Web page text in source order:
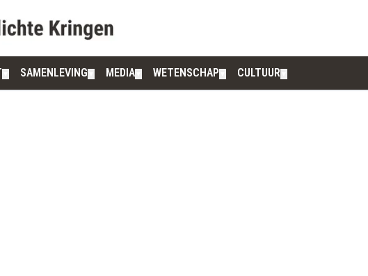
SAMENLEVING MEDIA WETENSCHAP CULTUUR